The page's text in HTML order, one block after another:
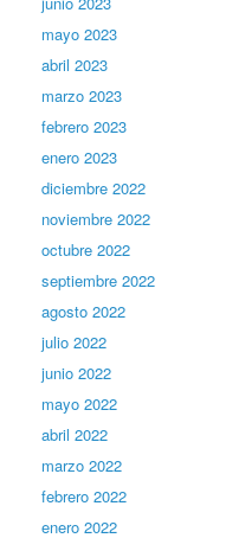
mayo 2023
abril 2023
marzo 2023
febrero 2023
enero 2023
diciembre 2022
noviembre 2022
octubre 2022
septiembre 2022
agosto 2022
julio 2022
junio 2022
mayo 2022
abril 2022
marzo 2022
febrero 2022
enero 2022